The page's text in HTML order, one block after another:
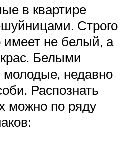
в квартире
Строго
имеет не белый, а
Белыми
недавно
Распознать
можно по ряду